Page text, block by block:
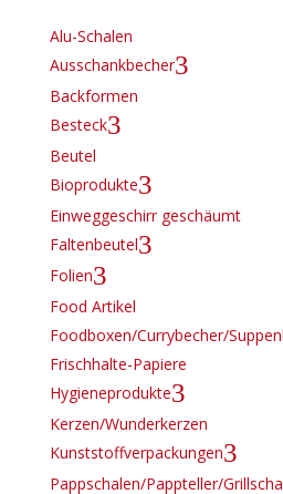
Alu-Schalen
Ausschankbecher3
Backformen
Besteck3
Beutel
Bioprodukte3
Einweggeschirr geschäumt
Faltenbeutel3
Folien3
Food Artikel
Foodboxen/Currybecher/
Frischhalte-Papiere
Hygieneprodukte3
Kerzen/Wunderkerzen
Kunststoffverpackungen3
Pappschalen/Pappteller/